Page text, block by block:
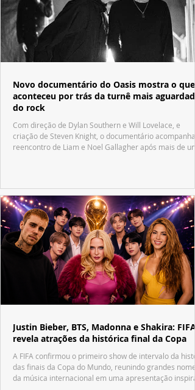
Novo documentário do Oasis mostra o que
aconteceu por trás da turnê mais aguardada
do rock
Com direção de Dylan Southern e Will Lovelace, e
criação de Steven Knight, o documentário acompanha
reencontro de Liam e Noel Gallagher após mais de
Justin Bieber, BTS, Madonna e Shakira: FIFA
revela atrações da histórica final da Copa
A FIFA confirmou o primeiro show de intervalo da
das finais da Copa do Mundo, reunindo grandes nomes
da música internacional em uma apresentação